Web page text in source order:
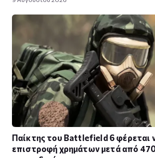
Παίκτης του Battlefield 6 φέρεται
επιστροφή χρημάτων μετά από